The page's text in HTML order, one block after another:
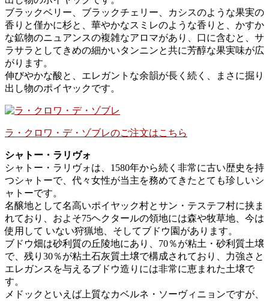
ブラックベリー、ブラックチェリー、カシスのような果実の
香りと僅かに杉と、華やかなスミレのような香りと、かすか
な鉱物のニュアンスの複雑なアロマがあり、口に含むと、サ
ラサラとしてきめの細かいタンニンと共に芳醇な果実味が広
がります。
伸びやかな酸と、エレガントな余韻が長く続く、まさに掘り
出し物のポイヤックです。
ラ・クロワ・デ・ゾブレのご注文はこちら
シャトー・ラリヴォ
シャトー・ラリヴォは、1580年から続く非常に古い歴史を持
つシャトーで、代々女性が当主を務めてきたとても珍しいシ
ャトーです。
名醸地として名高いポイヤック村とサン・テステフ村に挟ま
れており、およそ75ヘクタールの領地には森や牧草地、今は
使用して いない狩猟地、そしてブドウ園があります。
ブドウ畑は砂利質の丘陵地にあり、70％が粘土・砂利質土壌
で、残り30％が粘土石灰質土壌で構成されており、力強さと
エレガンスを与えるブドウ造りには非常に恵まれた土壌で
す。
メドックといえば上質なカベルネ・ソーヴィニョンですが、